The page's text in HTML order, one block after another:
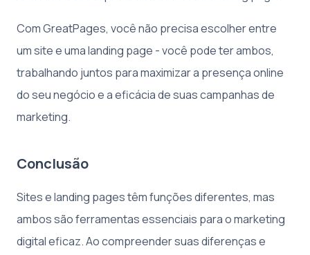
Com GreatPages, você não precisa escolher entre
um site e uma landing page - você pode ter ambos,
trabalhando juntos para maximizar a presença online
do seu negócio e a eficácia de suas campanhas de
marketing.
Conclusão
Sites e landing pages têm funções diferentes, mas
ambos são ferramentas essenciais para o marketing
digital eficaz. Ao compreender suas diferenças e